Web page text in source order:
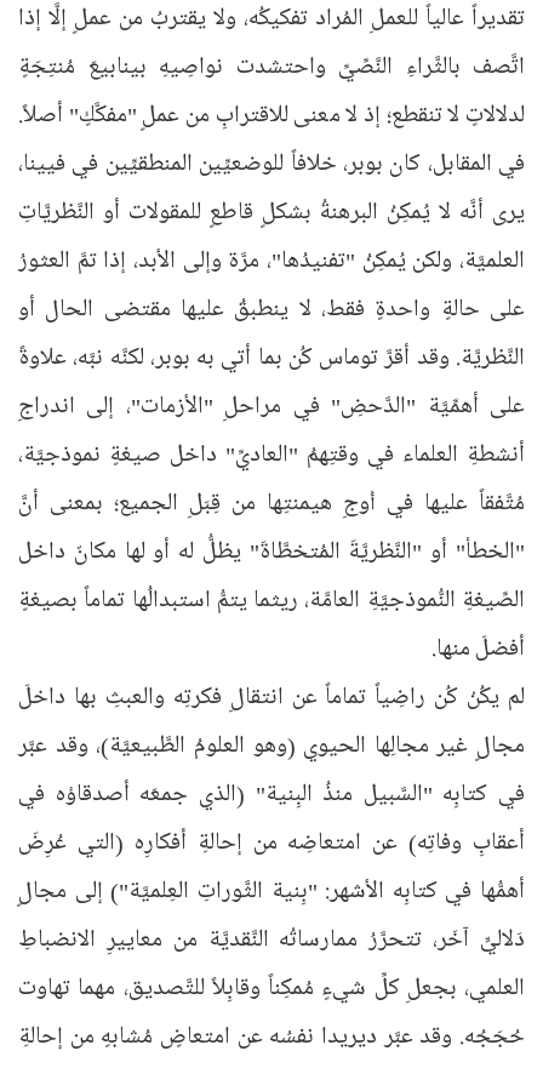
تقديراً عالياً للعملِ المُراد تفكيكُه، ولا يقتربُ من عملٍ إلَّا إذا
اتَّصف بالثَّراءِ النَّصِّيِّ واحتشدت نواصِيهِ بينابيعَ مُنتِجَةٍ
لدلالاتٍ لا تنقطع؛ إذ لا معنى للاقترابِ من عملٍ "مفكَّكٍ" أصلاً.
في المقابل، كان بوبر، خلافاً للوضعيِّين المنطقيِّين في فيينا،
يرى أنَّه لا يُمكِنُ البرهنةُ بشكلٍ قاطعٍ للمقولات أو النَّظريَّاتِ
العلميَّة، ولكن يُمكِنُ "تفنيدُها"، مرَّة وإلى الأبد، إذا تمَّ العثورُ
على حالةٍ واحدةٍ فقط، لا ينطبقُ عليها مقتضى الحال أو
النَّظريَّة. وقد أقرَّ توماس كُن بما أتي به بوبر، لكنَّه نبَّه، علاوةً
على أهمِّيَّة "الدَّحضِ" في مراحلِ "الأزمات"، إلى اندراجِ
أنشطةِ العلماء في وقتِهمُ "العاديِّ" داخل صيغةٍ نموذجيَّة،
مُتَّفقاً عليها في أَوجِ هيمنتِها من قِبَلِ الجميع؛ بمعنى أنَّ
"الخطأ" أو "النَّظريَّةَ المُتخطَّاةَ" يظلُّ له أو لها مكانٌ داخل
الصِّيغةِ النُّموذجيَّةِ العامَّة، ريثما يتمُّ استبدالُها تماماً بصيغةٍ
أفضلَ منها.
لم يكُنْ كُن راضِياً تماماً عن انتقالِ فكرتِه والعبثِ بها داخلَ
مجالٍ غير مجالِها الحيوي (وهو العلومُ الطَّبيعيَّة)، وقد عبَّر
في كتابِه "السَّبيل منذُ البِنية" (الذي جمعَه أصدقاؤه في
أعقابِ وفاتِه) عن امتعاضِه من إحالةِ أفكارِه (التي عُرِضَ
أهمُّها في كتابِه الأشهر: "بِنية الثَّوراتِ العِلميَّة") إلى مجالٍ
دَلاليٍّ آخَر، تتحرَّرُ ممارساتُه النَّقديَّة من معاييرِ الانضباطِ
العلمي، بجعلِ كلِّ شيءٍ مُمكِناً وقابِلاً للتَّصديق، مهما تهاوت
حُجَجُه. وقد عبَّر ديريدا نفسُه عن امتعاضٍ مُشابهٍ من إحالةِ